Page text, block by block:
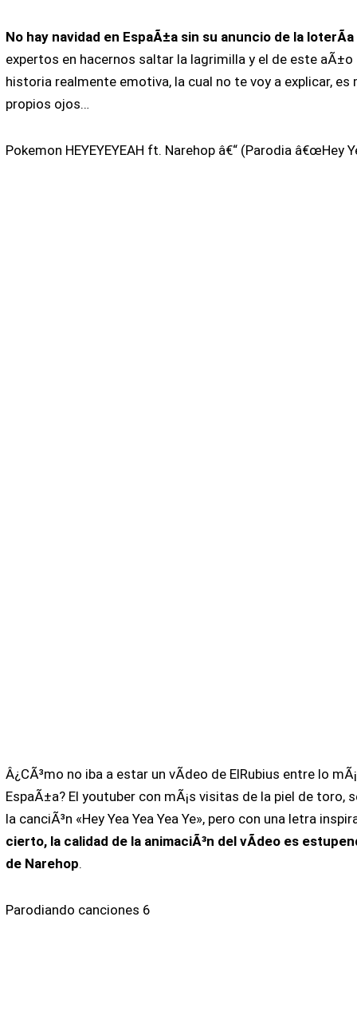
No hay navidad en EspaÃ±a sin su anuncio de la loterÃ­a
expertos en hacernos saltar la lagrimilla y el de este aÃ±o
historia realmente emotiva, la cual no te voy a explicar, es
propios ojos…
Pokemon HEYEYEYEAH ft. Narehop â€“ (Parodia â€œHey
Â¿CÃ³mo no iba a estar un vÃ­deo de ElRubius entre lo
EspaÃ±a? El youtuber con mÃ¡s visitas de la piel de toro,
la canciÃ³n «Hey Yea Yea Yea Ye», pero con una letra
cierto, la calidad de la animaciÃ³n del vÃ­deo es
de Narehop.
Parodiando canciones 6